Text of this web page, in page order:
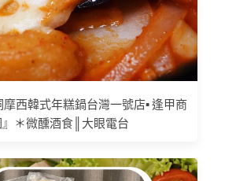
西韓式年糕鍋台灣一號店▪ 逢甲商
』＊微醺酒食║大眼電台